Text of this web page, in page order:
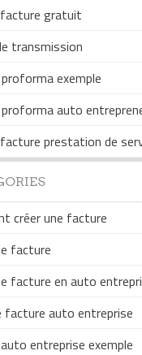
gratuit
transmission
exemple
auto
prestation de
créer une facture
facture
facture en auto
facture auto entreprise
entreprise exemple